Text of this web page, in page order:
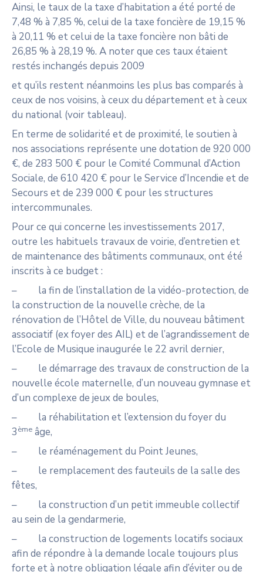
Ainsi, le taux de la taxe d’habitation a été porté de
7,48 % à 7,85 %, celui de la taxe foncière de 19,15 %
à 20,11 % et celui de la taxe foncière non bâti de
26,85 % à 28,19 %. A noter que ces taux étaient
restés inchangés depuis 2009
et qu’ils restent néanmoins les plus bas comparés à
ceux de nos voisins, à ceux du département et à ceux
du national (voir tableau).
En terme de solidarité et de proximité, le soutien à
nos associations représente une dotation de 920 000
€, de 283 500 € pour le Comité Communal d’Action
Sociale, de 610 420 € pour le Service d’Incendie et de
Secours et de 239 000 € pour les structures
intercommunales.
Pour ce qui concerne les investissements 2017,
outre les habituels travaux de voirie, d’entretien et
de maintenance des bâtiments communaux, ont été
inscrits à ce budget :
– la fin de l’installation de la vidéo-protection, de
la construction de la nouvelle crèche, de la
rénovation de l’Hôtel de Ville, du nouveau bâtiment
associatif (ex foyer des AIL) et de l’agrandissement de
l’Ecole de Musique inaugurée le 22 avril dernier,
– le démarrage des travaux de construction de la
nouvelle école maternelle, d’un nouveau gymnase et
d’un complexe de jeux de boules,
– la réhabilitation et l’extension du foyer du
3ème âge,
– le réaménagement du Point Jeunes,
– le remplacement des fauteuils de la salle des
fêtes,
– la construction d’un petit immeuble collectif
au sein de la gendarmerie,
– la construction de logements locatifs sociaux
afin de répondre à la demande locale toujours plus
forte et à notre obligation légale afin d’éviter ou de